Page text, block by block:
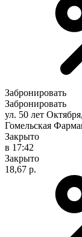
Забронировать
Забронировать
ул. 50 лет
Гомельская
Закрыто
в 17:42
Закрыто
18,67 р.